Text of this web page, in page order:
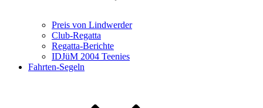
Preis von Lindwerder
Club-Regatta
Regatta-Berichte
IDJüM 2004 Teenies
Fahrten-Segeln